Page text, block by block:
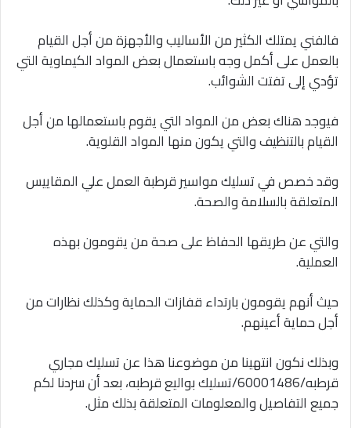
فالفني يمتلك الكثير من الأساليب والأجهزة من أجل القيام
بالعمل على أكمل وجه باستعمال بعض المواد الكيماوية التي
تؤدي إلى تفتت الشوائب.
فيوجد هناك بعض من المواد التي يقوم باستعمالها من أجل
القيام بالتنظيف والتي يكون منها المواد القلوية.
وقد خصص في تسليك مواسير قرطبة العمل علي المقاييس
المتعلقة بالسلامة والصحة.
والتي عن طريقها الحفاظ على صحة من يقومون بهذه
العملية.
حيث أنهم يقومون بارتداء قفازات الحماية وكذلك نظارات من
أجل حماية أعينهم.
وبذلك نكون انتهينا من موضوعنا هذا عن تسليك مجاري
قرطبه/60001486/تسليك بواليع قرطبه، بعد أن سردنا لكم
جميع التفاصيل والمعلومات المتعلقة بذلك مثل.